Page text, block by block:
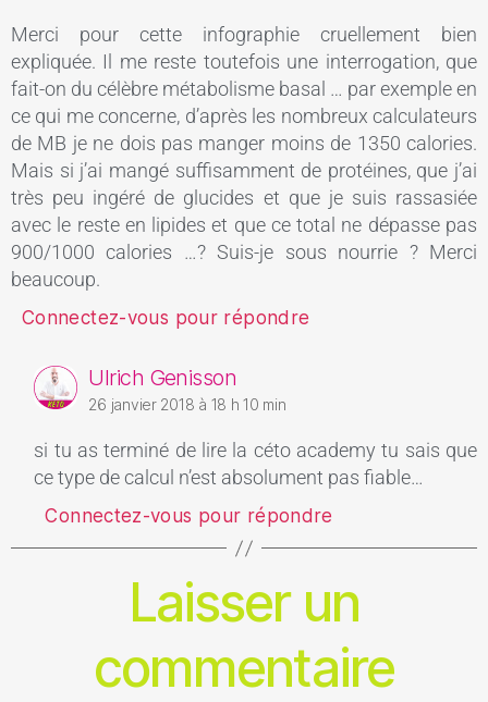
Merci pour cette infographie cruellement bien
expliquée. Il me reste toutefois une interrogation, que
fait-on du célèbre métabolisme basal … par exemple en
ce qui me concerne, d’après les nombreux calculateurs
de MB je ne dois pas manger moins de 1350 calories.
Mais si j’ai mangé suffisamment de protéines, que j’ai
très peu ingéré de glucides et que je suis rassasiée
avec le reste en lipides et que ce total ne dépasse pas
900/1000 calories …? Suis-je sous nourrie ? Merci
beaucoup.
Connectez-vous pour répondre
Ulrich Genisson
26 janvier 2018 à 18 h 10 min
si tu as terminé de lire la céto academy tu sais que
ce type de calcul n’est absolument pas fiable…
Connectez-vous pour répondre
Laisser un
commentaire